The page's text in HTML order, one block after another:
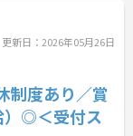
更新日：2026年05月26日
制度あり／賞
）◎＜受付ス